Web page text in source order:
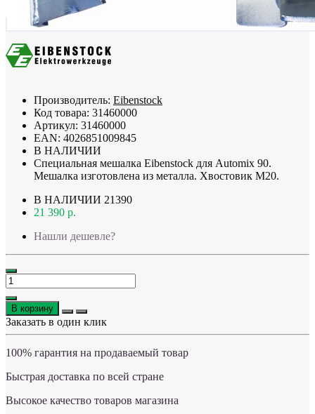
Производитель: Eibenstock
Код товара: 31460000
Артикул: 31460000
EAN: 4026851009845
В НАЛИЧИИ
Специальная мешалка Eibenstock для Automix 90.
Мешалка изготовлена из металла. Хвостовик M20.
В НАЛИЧИИ 21390
21 390 р.
Нашли дешевле?
В корзину
Заказать в один клик
100% гарантия на продаваемый товар
Быстрая доставка по всей стране
Высокое качество товаров магазина